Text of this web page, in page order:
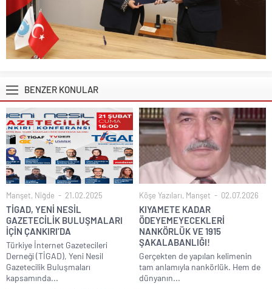
BENZER KONULAR
Manşet, Niğde 21.02.2025
TİGAD, YENİ NESİL
GAZETECİLİK BULUŞMALARI
İÇİN ÇANKIRI’DA
Türkiye İnternet Gazetecileri
Derneği (TİGAD), Yeni Nesil
Gazetecilik Buluşmaları
kapsamında...
Köşe Yazıları, Manşet 02.07.2026
KIYAMETE KADAR
ÖDEYEMEYECEKLERİ
NANKÖRLÜK VE 1915
ŞAKALABANLIĞI!
Gerçekten de yapılan kelimenin
tam anlamıyla nankörlük. Hem de
dünyanın...